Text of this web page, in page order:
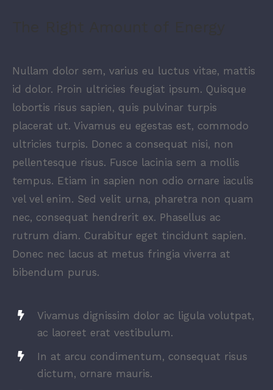
Nullam dolor sem, varius eu luctus vitae, mattis
id dolor. Proin ultricies feugiat ipsum. Quisque
lobortis risus sapien, quis pulvinar turpis
placerat ut. Vivamus eu egestas est, commodo
ultricies turpis. Donec a consequat nisi, non
pellentesque risus. Fusce lacinia sem a mollis
tempus. Etiam in sapien non odio ornare iaculis
vel vel enim. Sed velit urna, pharetra non quam
nec, consequat hendrerit ex. Phasellus ac
rutrum diam. Curabitur eget tincidunt sapien.
Donec nec lacus at metus fringia viverra at
bibendum purus.
Vivamus dignissim dolor ac ligula volutpat,
ac laoreet erat vestibulum.
In at arcu condimentum, consequat risus
dictum, ornare mauris.